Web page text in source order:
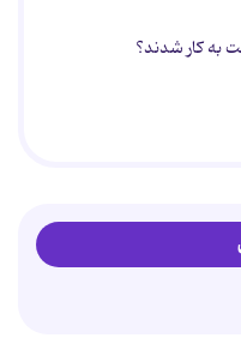
به کار شدند؟